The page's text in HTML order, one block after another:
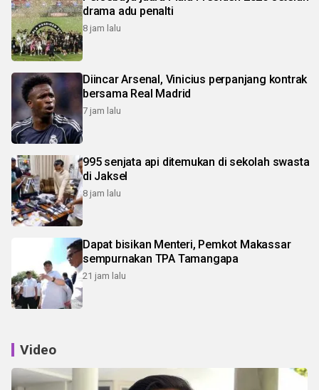
drama adu penalti
8 jam lalu
Diincar Arsenal, Vinicius perpanjang kontrak
bersama Real Madrid
7 jam lalu
995 senjata api ditemukan di sekolah swasta
di Jaksel
8 jam lalu
Dapat bisikan Menteri, Pemkot Makassar
sempurnakan TPA Tamangapa
21 jam lalu
Video